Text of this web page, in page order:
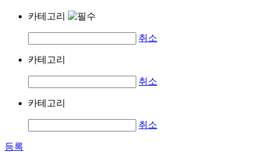
카테고리
취소
카테고리
취소
카테고리
취소
등록